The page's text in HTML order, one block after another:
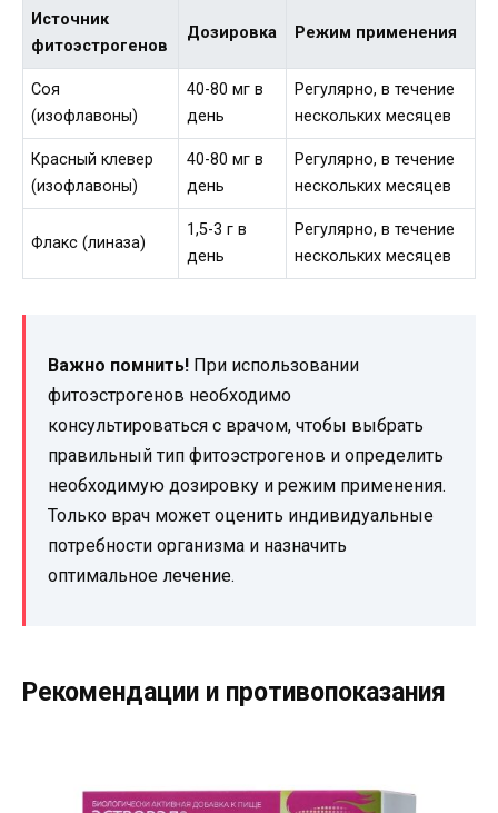
Источник
фитоэстрогенов
Дозировка Режим применения
Соя
(изофлавоны)
40-80 мг в
день
Регулярно, в течение
нескольких месяцев
Красный клевер
(изофлавоны)
40-80 мг в
день
Регулярно, в течение
нескольких месяцев
Флакс (линаза)
1,5-3 г в
день
Регулярно, в течение
нескольких месяцев
Важно помнить! При использовании
фитоэстрогенов необходимо
консультироваться с врачом, чтобы выбрать
правильный тип фитоэстрогенов и определить
необходимую дозировку и режим применения.
Только врач может оценить индивидуальные
потребности организма и назначить
оптимальное лечение.
Рекомендации и противопоказания